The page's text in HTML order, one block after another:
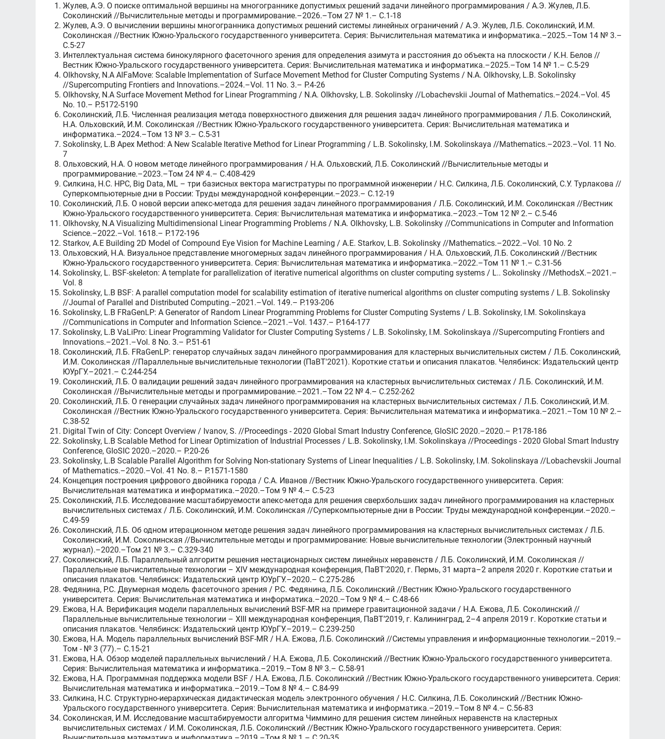
Жулев, А.Э. О поиске оптимальной вершины на многограннике допустимых решений задачи линейного программирования / А.Э. Жулев, Л.Б.
Соколинский //Вычислительные методы и программирование.–2026.–Том 27 № 1.– C.1-18
Жулев, А.Э. О вычислении вершины многогранника допустимых решений системы линейных ограничений / А.Э. Жулев, Л.Б. Соколинский, И.М.
Соколинская //Вестник Южно-Уральского государственного университета. Серия: Вычислительная математика и информатика.–2025.–Том 14 № 3.–
C.5-27
Интеллектуальная система бинокулярного фасеточного зрения для определения азимута и расстояния до объекта на плоскости / К.Н. Белов //
Вестник Южно-Уральского государственного университета. Серия: Вычислительная математика и информатика.–2025.–Том 14 № 1.– C.5-29
Olkhovsky, N.A AlFaMove: Scalable Implementation of Surface Movement Method for Cluster Computing Systems / N.A. Olkhovsky, L.B. Sokolinsky
//Supercomputing Frontiers and Innovations.–2024.–Vol. 11 No. 3.– P.4-26
Olkhovsky, N.A Surface Movement Method for Linear Programming / N.A. Olkhovsky, L.B. Sokolinsky //Lobachevskii Journal of Mathematics.–2024.–Vol. 45
No. 10.– P.5172-5190
Соколинский, Л.Б. Численная реализация метода поверхностного движения для решения задач линейного программирования / Л.Б. Соколинский,
Н.А. Ольховский, И.М. Соколинская //Вестник Южно-Уральского государственного университета. Серия: Вычислительная математика и
информатика.–2024.–Том 13 № 3.– C.5-31
Sokolinsky, L.B Apex Method: A New Scalable Iterative Method for Linear Programming / L.B. Sokolinsky, I.M. Sokolinskaya //Mathematics.–2023.–Vol. 11 No.
7
Ольховский, Н.А. О новом методе линейного программирования / Н.А. Ольховский, Л.Б. Соколинский //Вычислительные методы и
программирование.–2023.–Том 24 № 4.– C.408-429
Силкина, Н.С. HPC, Big Data, ML – три базисных вектора магистратуры по программной инженерии / Н.С. Силкина, Л.Б. Соколинский, С.У. Турлакова //
Суперкомпьютерные дни в России: Труды международной конференции.–2023.– C.12-19
Соколинский, Л.Б. О новой версии апекс-метода для решения задач линейного программирования / Л.Б. Соколинский, И.М. Соколинская //Вестник
Южно-Уральского государственного университета. Серия: Вычислительная математика и информатика.–2023.–Том 12 № 2.– C.5-46
Olkhovsky, N.A Visualizing Multidimensional Linear Programming Problems / N.A. Olkhovsky, L.B. Sokolinsky //Communications in Computer and Information
Science.–2022.–Vol. 1618.– P.172-196
Starkov, A.E Building 2D Model of Compound Eye Vision for Machine Learning / A.E. Starkov, L.B. Sokolinsky //Mathematics.–2022.–Vol. 10 No. 2
Ольховский, Н.А. Визуальное представление многомерных задач линейного программирования / Н.А. Ольховский, Л.Б. Соколинский //Вестник
Южно-Уральского государственного университета. Серия: Вычислительная математика и информатика.–2022.–Том 11 № 1.– C.31-56
Sokolinsky, L. BSF-skeleton: A template for parallelization of iterative numerical algorithms on cluster computing systems / L.. Sokolinsky //MethodsX.–2021.–
Vol. 8
Sokolinsky, L.B BSF: A parallel computation model for scalability estimation of iterative numerical algorithms on cluster computing systems / L.B. Sokolinsky
//Journal of Parallel and Distributed Computing.–2021.–Vol. 149.– P.193-206
Sokolinsky, L.B FRaGenLP: A Generator of Random Linear Programming Problems for Cluster Computing Systems / L.B. Sokolinsky, I.M. Sokolinskaya
//Communications in Computer and Information Science.–2021.–Vol. 1437.– P.164-177
Sokolinsky, L.B VaLiPro: Linear Programming Validator for Cluster Computing Systems / L.B. Sokolinsky, I.M. Sokolinskaya //Supercomputing Frontiers and
Innovations.–2021.–Vol. 8 No. 3.– P.51-61
Соколинский, Л.Б. FRaGenLP: генератор случайных задач линейного программирования для кластерных вычислительных систем / Л.Б. Соколинский,
И.М. Соколинская //Параллельные вычислительные технологии (ПаВТ'2021). Короткие статьи и описания плакатов. Челябинск: Издательский центр
ЮУрГУ.–2021.– C.244-254
Соколинский, Л.Б. О валидации решений задач линейного программирования на кластерных вычислительных системах / Л.Б. Соколинский, И.М.
Соколинская //Вычислительные методы и программирование.–2021.–Том 22 № 4.– C.252-262
Соколинский, Л.Б. О генерации случайных задач линейного программирования на кластерных вычислительных системах / Л.Б. Соколинский, И.М.
Соколинская //Вестник Южно-Уральского государственного университета. Серия: Вычислительная математика и информатика.–2021.–Том 10 № 2.–
C.38-52
Digital Twin of City: Concept Overview / Ivanov, S. //Proceedings - 2020 Global Smart Industry Conference, GloSIC 2020.–2020.– P.178-186
Sokolinsky, L.B Scalable Method for Linear Optimization of Industrial Processes / L.B. Sokolinsky, I.M. Sokolinskaya //Proceedings - 2020 Global Smart Industry
Conference, GloSIC 2020.–2020.– P.20-26
Sokolinsky, L.B Scalable Parallel Algorithm for Solving Non-stationary Systems of Linear Inequalities / L.B. Sokolinsky, I.M. Sokolinskaya //Lobachevskii Journal
of Mathematics.–2020.–Vol. 41 No. 8.– P.1571-1580
Концепция построения цифрового двойника города / С.А. Иванов //Вестник Южно-Уральского государственного университета. Серия:
Вычислительная математика и информатика.–2020.–Том 9 № 4.– C.5-23
Соколинский, Л.Б. Исследование масштабируемости апекс-метода для решения сверхбольших задач линейного программирования на кластерных
вычислительных системах / Л.Б. Соколинский, И.М. Соколинская //Суперкомпьютерные дни в России: Труды международной конференции.–2020.–
C.49-59
Соколинский, Л.Б. Об одном итерационном методе решения задач линейного программирования на кластерных вычислительных системах / Л.Б.
Соколинский, И.М. Соколинская //Вычислительные методы и программирование: Новые вычислительные технологии (Электронный научный
журнал).–2020.–Том 21 № 3.– C.329-340
Соколинский, Л.Б. Параллельный алгоритм решения нестационарных систем линейных неравенств / Л.Б. Соколинский, И.М. Соколинская //
Параллельные вычислительные технологии – XIV международная конференция, ПаВТ'2020, г. Пермь, 31 марта–2 апреля 2020 г. Короткие статьи и
описания плакатов. Челябинск: Издательский центр ЮУрГУ.–2020.– C.275-286
Федянина, Р.С. Двумерная модель фасеточного зрения / Р.С. Федянина, Л.Б. Соколинский //Вестник Южно-Уральского государственного
университета. Серия: Вычислительная математика и информатика.–2020.–Том 9 № 4.– C.48-66
Ежова, Н.А. Верификация модели параллельных вычислений BSF-MR на примере гравитационной задачи / Н.А. Ежова, Л.Б. Соколинский //
Параллельные вычислительные технологии – XIII международная конференция, ПаВТ’2019, г. Калининград, 2–4 апреля 2019 г. Короткие статьи и
описания плакатов. Челябинск: Издательский центр ЮУрГУ.–2019.– C.239-250
Ежова, Н.А. Модель параллельных вычислений BSF-MR / Н.А. Ежова, Л.Б. Соколинский //Системы управления и информационные технологии.–2019.–
Том - № 3 (77).– C.15-21
Ежова, Н.А. Обзор моделей параллельных вычислений / Н.А. Ежова, Л.Б. Соколинский //Вестник Южно-Уральского государственного университета.
Серия: Вычислительная математика и информатика.–2019.–Том 8 № 3.– C.58-91
Ежова, Н.А. Программная поддержка модели BSF / Н.А. Ежова, Л.Б. Соколинский //Вестник Южно-Уральского государственного университета. Серия:
Вычислительная математика и информатика.–2019.–Том 8 № 4.– C.84-99
Силкина, Н.С. Структурно-иерархическая дидактическая модель электронного обучения / Н.С. Силкина, Л.Б. Соколинский //Вестник Южно-
Уральского государственного университета. Серия: Вычислительная математика и информатика.–2019.–Том 8 № 4.– C.56-83
Соколинская, И.М. Исследование масштабируемости алгоритма Чиммино для решения систем линейных неравенств на кластерных
вычислительных системах / И.М. Соколинская, Л.Б. Соколинский //Вестник Южно-Уральского государственного университета. Серия: